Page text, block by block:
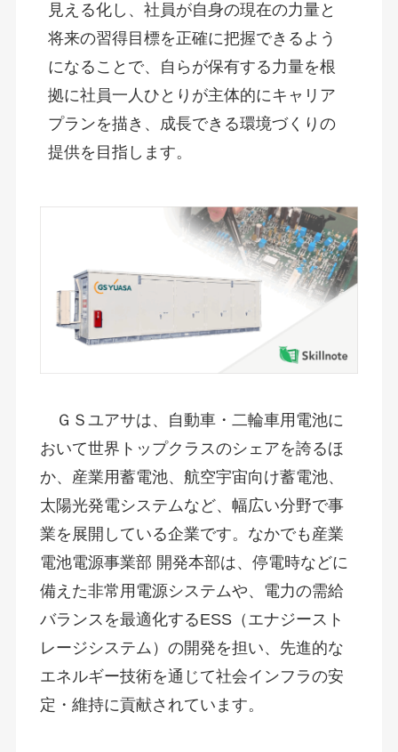
見える化し、社員が自身の現在の力量と
将来の習得目標を正確に把握できるよう
になることで、自らが保有する力量を根
拠に社員一人ひとりが主体的にキャリア
プランを描き、成長できる環境づくりの
提供を目指します。
ＧＳユアサは、自動車・二輪車用電池に
おいて世界トップクラスのシェアを誇るほ
か、産業用蓄電池、航空宇宙向け蓄電池、
太陽光発電システムなど、幅広い分野で事
業を展開している企業です。なかでも産業
電池電源事業部 開発本部は、停電時などに
備えた非常用電源システムや、電力の需給
バランスを最適化するESS（エナジースト
レージシステム）の開発を担い、先進的な
エネルギー技術を通じて社会インフラの安
定・維持に貢献されています。